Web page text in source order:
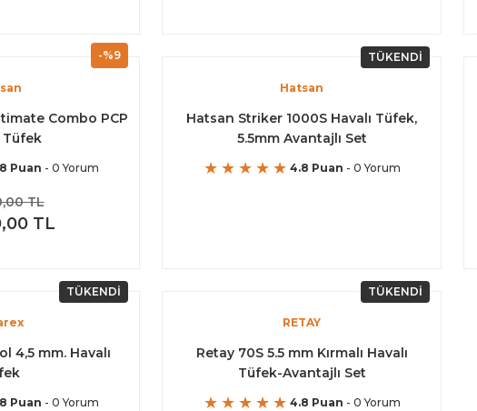
-%9
Combo PCP
Tüfek
Puan - 0 Yorum
TL
TL
TÜKENDİ
Hatsan
Hatsan Striker 1000S Havalı Tüfek,
5.5mm Avantajlı Set
4.8 Puan - 0 Yorum
TÜKENDİ
4,5 mm. Havalı
Puan - 0 Yorum
TÜKENDİ
RETAY
Retay 70S 5.5 mm Kırmalı Havalı
Tüfek-Avantajlı Set
4.8 Puan - 0 Yorum